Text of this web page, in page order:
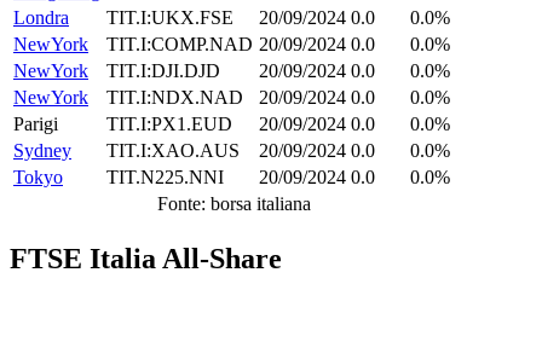
Londra
TIT.I:UKX.FSE 20/09/2024 0.0
0.0%
NewYork
TIT.I:COMP.NAD 20/09/2024 0.0
0.0%
NewYork
TIT.I:DJI.DJD 20/09/2024 0.0
0.0%
NewYork
TIT.I:NDX.NAD 20/09/2024 0.0
0.0%
Parigi
TIT.I:PX1.EUD 20/09/2024 0.0
0.0%
Sydney
TIT.I:XAO.AUS 20/09/2024 0.0
0.0%
Tokyo
TIT.N225.NNI 20/09/2024 0.0
0.0%
Fonte: borsa italiana
FTSE Italia All-Share